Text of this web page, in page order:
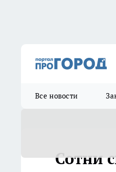
Все новости
Сотни